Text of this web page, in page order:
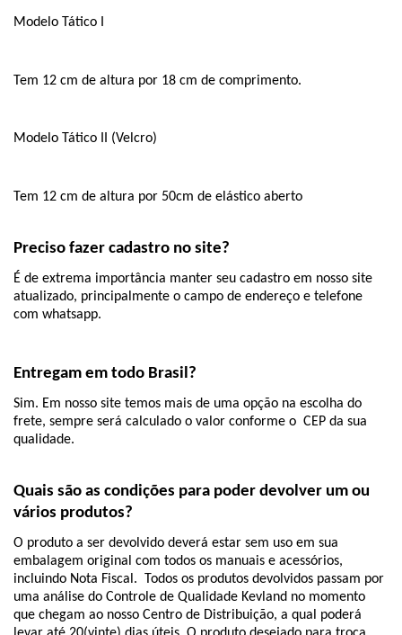
Modelo Tático I
Tem 12 cm de altura por 18 cm de comprimento.
Modelo Tático II (Velcro)
Tem 12 cm de altura por 50cm de elástico aberto
Preciso fazer cadastro no site?
É de extrema importância manter seu cadastro em nosso site
atualizado, principalmente o campo de endereço e telefone
com whatsapp.
Entregam em todo Brasil?
Sim. Em nosso site temos mais de uma opção na escolha do
frete, sempre será calculado o valor conforme o  CEP da sua
qualidade.
Quais são as condições para poder devolver um ou
vários produtos?
O produto a ser devolvido deverá estar sem uso em sua
embalagem original com todos os manuais e acessórios,
incluindo Nota Fiscal.  Todos os produtos devolvidos passam por
uma análise do Controle de Qualidade Kevland no momento
que chegam ao nosso Centro de Distribuição, a qual poderá